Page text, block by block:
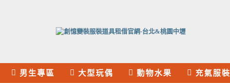
男生專區 大型玩偶 動物水果 充氣服裝